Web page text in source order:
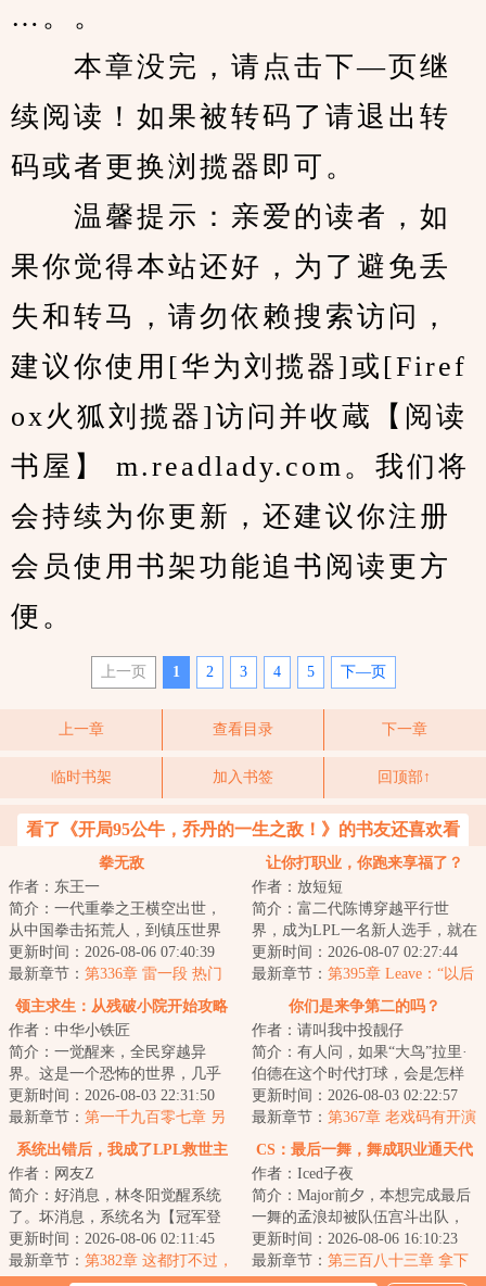
…。。
本章没完，请点击下—页继
续阅读！如果被转码了请退出转
码或者更换浏揽器即可。
温馨提示：亲爱的读者，如
果你觉得本站还好，为了避免丢
失和转马，请勿依赖搜索访问，
建议你使用[华为刘揽器]或[Firef
ox火狐刘揽器]访问并收蔵【阅读
书屋】 m.readlady.com。我们将
会持续为你更新，还建议你注册
会员使用书架功能追书阅读更方
便。
上一页 1 2 3 4 5 下—页
上一章 查看目录 下一章
临时书架 加入书签 回顶部↑
看了《开局95公牛，乔丹的一生之敌！》的书友还喜欢看
拳无敌
作者：东王一
简介：一代重拳之王横空出世，
从中国拳击拓荒人，到镇压世界
重量级拳坛，凭拳感拟态矩阵丈
量拳台，以一双...
更新时间：2026-08-06 07:40:39
最新章节： 第336章 雷一段 热门
与冷门
让你打职业，你跑来享福了？
作者：放短短
简介：富二代陈博穿越平行世
界，成为LPL一名新人选手，就在
陈博一筹莫展准备要过苦日子时
系统出现了。从...
更新时间：2026-08-07 02:27:44
最新章节： 第395章 Leave：“以后
坚决不能给博哥拖后腿了！”
领主求生：从残破小院开始攻略
作者：中华小铁匠
简介：一觉醒来，全民穿越异
界。这是一个恐怖的世界，几乎
不可度量。这里有巨龙、狮鹫、
哥布林、地精、矮...
更新时间：2026-08-03 22:31:50
最新章节： 第一千九百零七章 另
一半的战旗
你们是来争第二的吗？
作者：请叫我中投靓仔
简介：有人问，如果“大鸟”拉里·
伯德在这个时代打球，会是怎样
一番景象？年，意外觉醒“大鸟伯
德”天赋...
更新时间：2026-08-03 02:22:57
最新章节： 第367章 老戏码有开演
系统出错后，我成了LPL救世主
作者：网友Z
简介：好消息，林冬阳觉醒系统
了。坏消息，系统名为【冠军登
峰系统】，只有击败冠军强敌才
解锁奖励。林冬...
更新时间：2026-08-06 02:11:45
最新章节： 第382章 这都打不过，
还想做世一上？
CS：最后一舞，舞成职业通天代
作者：Iced子夜
简介：Major前夕，本想完成最后
一舞的孟浪却被队伍宫斗出队，
前途一片迷茫之际忽然觉醒了
《Goat养成系统...
更新时间：2026-08-06 16:10:23
最新章节： 第三百八十三章 拿下
图一，什么叫无为而治的指挥艺